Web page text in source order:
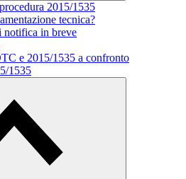
2015/1535
tecnica?
notifica in breve
e 2015/1535 a confronto
1535